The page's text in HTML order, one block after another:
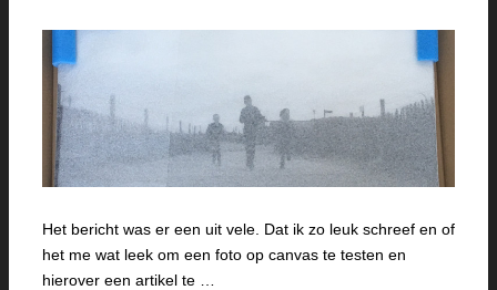
Het bericht was er een uit vele. Dat ik zo leuk schreef en of
het me wat leek om een foto op canvas te testen en
hierover een artikel te …